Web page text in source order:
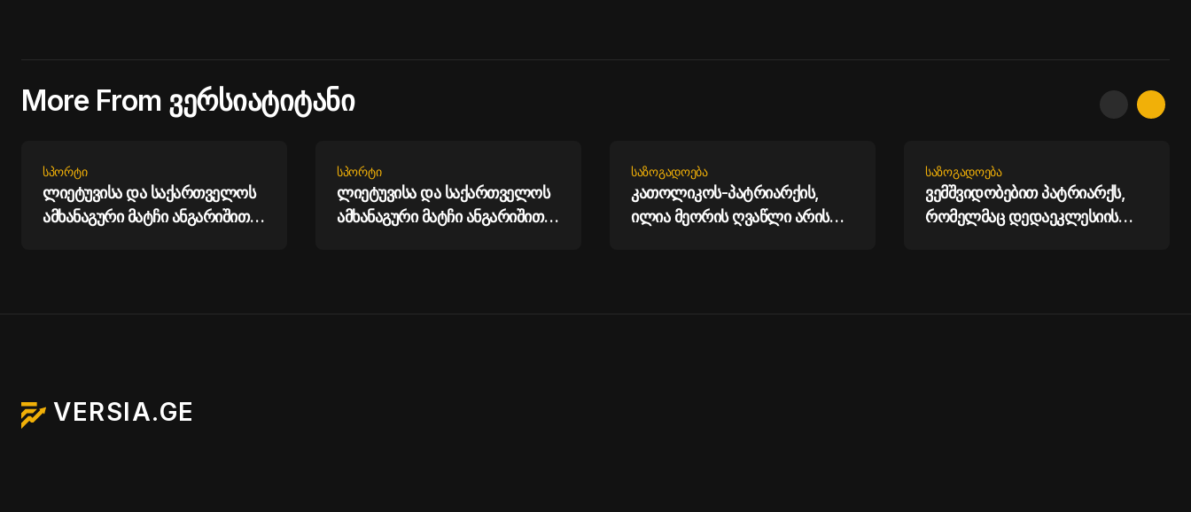
More From ვერსიატიტანი
ᲡᲞᲝᲠᲢᲘ
ლიეტუვისა და საქართველოს
ამხანაგური მატჩი ანგარიშით 0
ᲡᲞᲝᲠᲢᲘ
ლიეტუვისა და საქართველოს
ამხანაგური მატჩი ანგარიშით 0
ᲡᲐᲖᲝᲒᲐᲓᲝᲔᲑᲐ
კათოლიკოს-პატრიარქის,
ილია მეორის ღვაწლი არის
ᲡᲐᲖᲝᲒᲐᲓᲝᲔᲑᲐ
ვემშვიდობებით პატრიარქს,
რომელმაც დედაეკლესიის
VERSIA.GE